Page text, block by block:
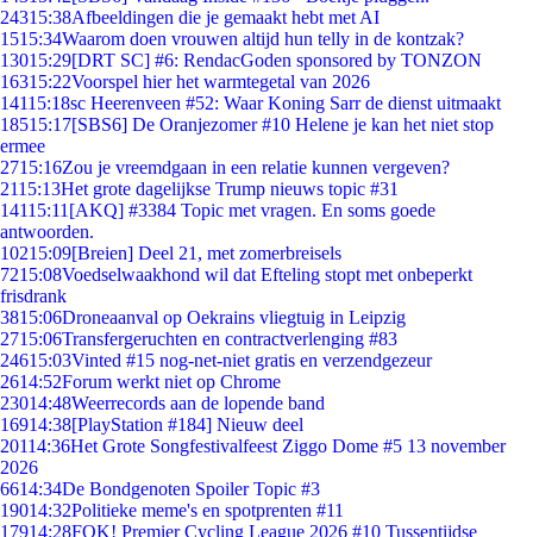
24315:38Afbeeldingen die je gemaakt hebt met AI
1515:34Waarom doen vrouwen altijd hun telly in de kontzak?
13015:29[DRT SC] #6: RendacGoden sponsored by TONZON
16315:22Voorspel hier het warmtegetal van 2026
14115:18sc Heerenveen #52: Waar Koning Sarr de dienst uitmaakt
18515:17[SBS6] De Oranjezomer #10 Helene je kan het niet stop
ermee
2715:16Zou je vreemdgaan in een relatie kunnen vergeven?
2115:13Het grote dagelijkse Trump nieuws topic #31
14115:11 [AKQ] #3384 Topic met vragen. En soms goede
antwoorden.
10215:09[Breien] Deel 21, met zomerbreisels
7215:08Voedselwaakhond wil dat Efteling stopt met onbeperkt
frisdrank
3815:06Droneaanval op Oekrains vliegtuig in Leipzig
2715:06Transfergeruchten en contractverlenging #83
24615:03Vinted #15 nog-net-niet gratis en verzendgezeur
2614:52Forum werkt niet op Chrome
23014:48Weerrecords aan de lopende band
16914:38[PlayStation #184] Nieuw deel
20114:36Het Grote Songfestivalfeest Ziggo Dome #5 13 november
2026
6614:34De Bondgenoten Spoiler Topic #3
19014:32Politieke meme's en spotprenten #11
17914:28FOK! Premier Cycling League 2026 #10 Tussentijdse